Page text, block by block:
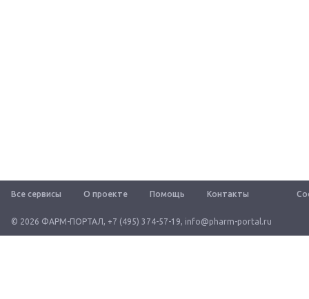
Все сервисы О проекте Помощь Контакты
© 2026 ФАРМ-ПОРТАЛ, +7 (495) 374-57-19, info@pharm-portal.ru